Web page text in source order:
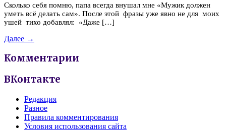
Сколько себя помню, папа всегда внушал мне «Мужик должен
уметь всё делать сам». После этой фразы уже явно не для моих
ушей тихо добавлял: «Даже […]
Далее →
Комментарии
ВКонтакте
Редакция
Разное
Правила комментирования
Условия использования сайта